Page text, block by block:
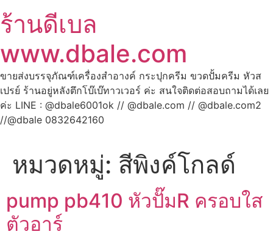
ร้านดีเบล
www.dbale.com
ขายส่งบรรจุภัณฑ์เครื่องสำอางค์ กระปุกครีม ขวดปั้มครีม หัวส
เปรย์ ร้านอยู่หลังตึกโบ๊เบ๊ทาวเวอร์ ค่ะ สนใจติดต่อสอบถามได้เลย
ค่ะ LINE : @dbale6001ok // @dbale.com // @dbale.com2
//@dbale 0832642160
หมวดหมู่: สีพิงค์โกลด์
pump pb410 หัวปั๊มR ครอบใส
ตัวอาร์